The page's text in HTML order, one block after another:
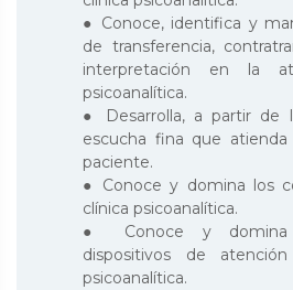
● Conoce, identifica y
de transferencia,
interpretación en la
psicoanalítica.
● Desarrolla, a partir de
escucha fina que
paciente.
● Conoce y domina los
clínica psicoanalítica.
● Conoce y domina
dispositivos de
psicoanalítica.